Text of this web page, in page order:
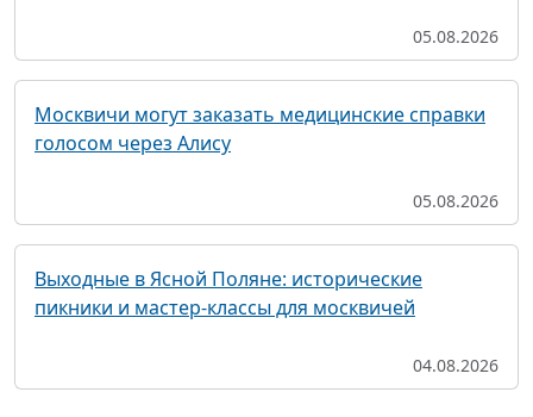
05.08.2026
Москвичи могут заказать медицинские справки
голосом через Алису
05.08.2026
Выходные в Ясной Поляне: исторические
пикники и мастер-классы для москвичей
04.08.2026